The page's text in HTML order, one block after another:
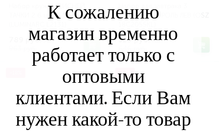
Набор кружек ДИСНЕЙ
ТАЧКИ 2 6 шт 250 мл
789 руб. /шт
предмета КОРОЛЬ ЛЕВ (OSZ
529 руб. /шт
-18%
К сожалению
магазин временно
работает только с
оптовыми
клиентами. Если Вам
нужен какой-то товар